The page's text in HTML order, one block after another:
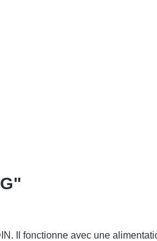
Il fonctionne avec une